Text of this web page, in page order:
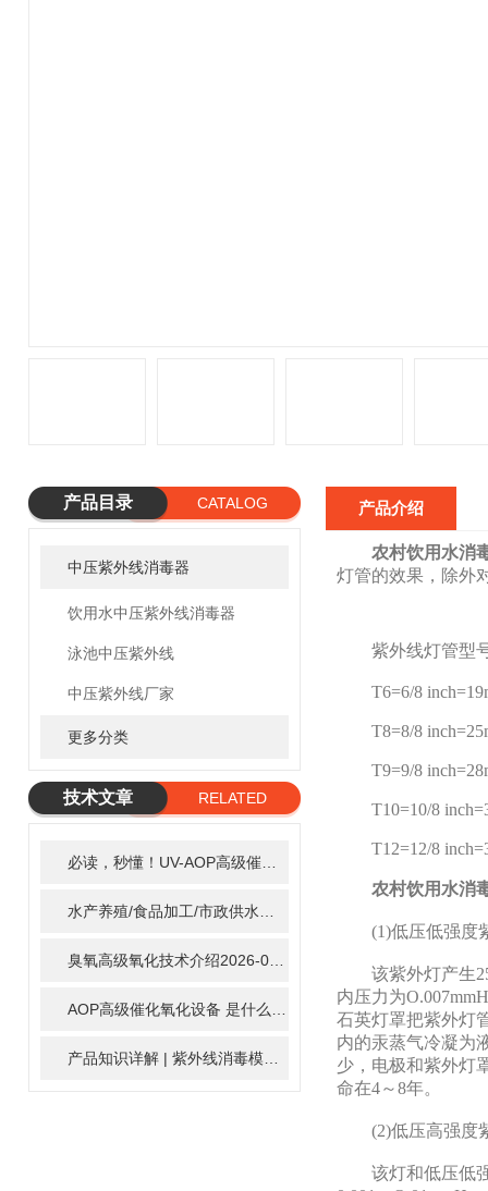
产品目录 CATALOG
中压紫外线消毒器
饮用水中压紫外线消毒器
泳池中压紫外线
中压紫外线厂家
更多分类
技术文章
RELATED
臭氧高级氧化技术介绍2026-02-27
2025-11-17
2024-01-16
产品介绍
农村饮用水消
灯管的效果，除外
紫外线灯管型号
T6=6/8
T8=8/8
T9=9/8
T10=10/8
T12=12/8
农村饮用水消
(1)低压低强度
该紫外灯产生
内压力为
石英灯罩把紫外灯
内的汞蒸气冷凝为
少，电极和紫外灯
命在4～8年。
(2)低压高强度
该灯和低压低强